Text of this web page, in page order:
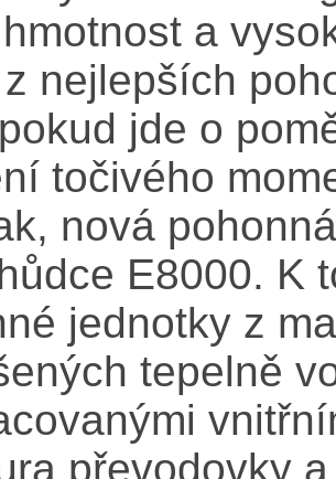
a
nejlepších
jde o
točivého
nová
E8000. K
jednotky z
tepelně
převodovky